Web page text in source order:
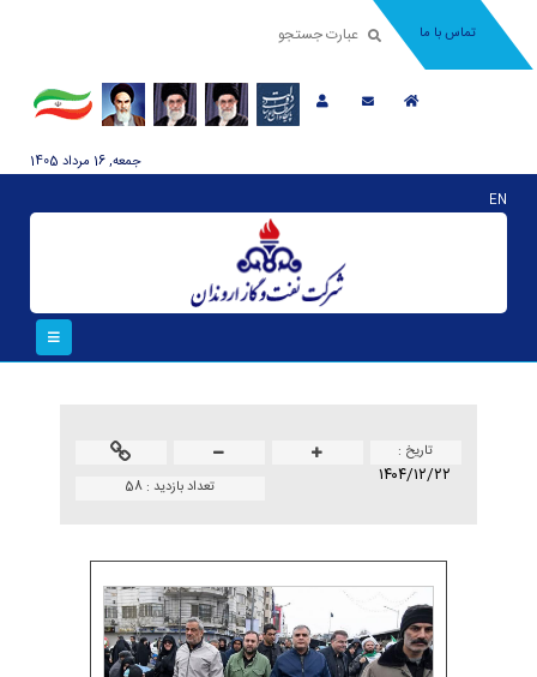
تماس با ما
جمعه, 16 مرداد 1405
EN
تاريخ :
۱۴۰۴/۱۲/۲۲ تعداد بازدید : 58